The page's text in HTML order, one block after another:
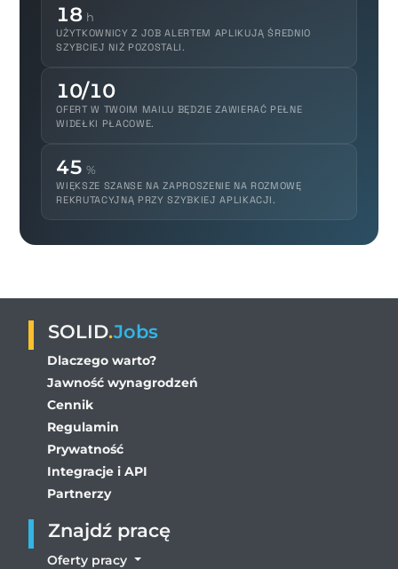
18 h
UŻYTKOWNICY Z JOB ALERTEM APLIKUJĄ ŚREDNIO
SZYBCIEJ NIŻ POZOSTALI.
10/10
OFERT W TWOIM MAILU BĘDZIE ZAWIERAĆ PEŁNE
WIDEŁKI PŁACOWE.
45 %
WIĘKSZE SZANSE NA ZAPROSZENIE NA ROZMOWĘ
REKRUTACYJNĄ PRZY SZYBKIEJ APLIKACJI.
SOLID.Jobs
Dlaczego warto?
Jawność wynagrodzeń
Cennik
Regulamin
Prywatność
Integracje i API
Partnerzy
Znajdź pracę
Oferty pracy